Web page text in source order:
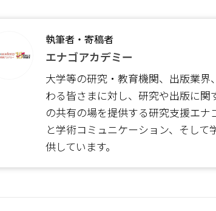
執筆者・寄稿者
エナゴアカデミー
大学等の研究・教育機関、出版業
わる皆さまに対し、研究や出版に
の共有の場を提供する研究支援エ
と学術コミュニケーション、そし
供しています。